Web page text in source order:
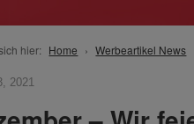
hier: Home Werbeartikel News
2021